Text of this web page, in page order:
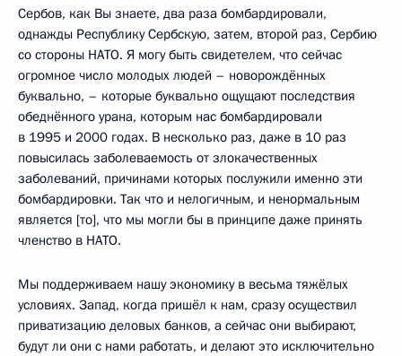
Сербов, как Вы знаете, два раза бомбардировали,
однажды Республику Сербскую, затем, второй раз, Сербию
со стороны НАТО. Я могу быть свидетелем, что сейчас
огромное число молодых людей – новорождённых
буквально, – которые буквально ощущают последствия
обеднённого урана, которым нас бомбардировали
в 1995 и 2000 годах. В несколько раз, даже в 10 раз
повысилась заболеваемость от злокачественных
заболеваний, причинами которых послужили именно эти
бомбардировки. Так что и нелогичным, и ненормальным
является [то], что мы могли бы в принципе даже принять
членство в НАТО.
Мы поддерживаем нашу экономику в весьма тяжёлых
условиях. Запад, когда пришёл к нам, сразу осуществил
приватизацию деловых банков, а сейчас они выбирают,
будут ли они с нами работать, и делают это исключительно